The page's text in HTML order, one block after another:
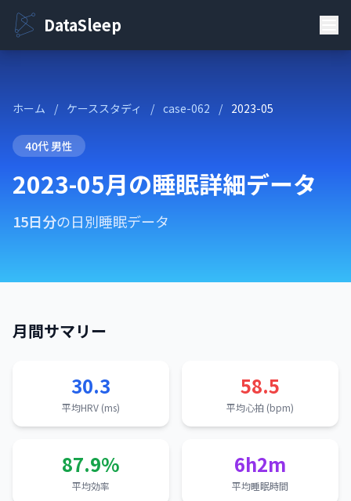
DataSleep
ホーム / ケーススタディ / case-062 / 2023-05
40代 男性
2023-05月の睡眠詳細データ
15日分の日別睡眠データ
月間サマリー
30.3
平均HRV (ms)
58.5
平均心拍 (bpm)
87.9%
平均効率
6h2m
平均睡眠時間